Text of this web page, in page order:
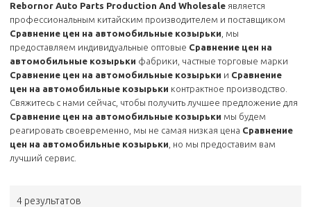
Rebornor Auto Parts Production And Wholesale является
профессиональным китайским производителем и поставщиком
Сравнение цен на автомобильные козырьки , мы
предоставляем индивидуальные оптовые Сравнение цен на
автомобильные козырьки фабрики, частные торговые марки
Сравнение цен на автомобильные козырьки и Сравнение
цен на автомобильные козырьки контрактное производство.
Свяжитесь с нами сейчас, чтобы получить лучшее предложение для
Сравнение цен на автомобильные козырьки мы будем
реагировать своевременно, мы не самая низкая цена Сравнение
цен на автомобильные козырьки , но мы предоставим вам
лучший сервис.
4 результатов